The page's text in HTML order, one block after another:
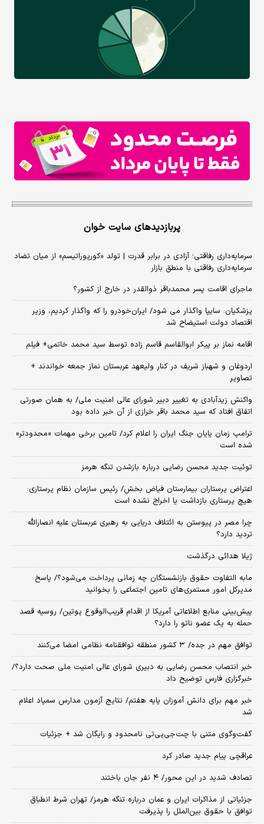
پربازدیدهای سایت خوان
سرمایه‌داری رفاقتی؛ آزادی در برابر قدرت | تولد «کورپوراتیسم» از میان تضاد
سرمایه‌داری رفاقتی با منطق بازار
ماجرای اقامت پسر محمدباقر ذوالقدر در خارج از کشور؟
پزشکیان: سایپا واگذار می شود/ ایران‌خودرو را که واگذار کردیم، وزیر
اقتصاد دولت استیضاح شد
اقامه نماز بر پیکر ابوالقاسم قاسم زاده توسط سید محمد خاتمی+ فیلم
اردوغان و شهباز شریف در کنار ولیعهد عربستان نماز جمعه خواندند +
تصاویر
واکنش زیدآبادی به تغییر دبیر شورای عالی امنیت ملی/ به همان صورتی
اتفاق افتاد که سید محمد باقر خرازی از آن خبر داده بود
ترامپ زمان پایان جنگ ایران را اعلام کرد/ تامین برخی مهمات «محدودتر»
شده است
توئیت جدید محسن رضایی درباره بازشدن تنگه هرمز
اعتراض پرستاران بیمارستان فیاض بخش/ رئیس سازمان نظام پرستاری:
هیچ پرستاری بازداشت یا اخراج نشده است
چرا مصر در پیوستن به ائتلاف دریایی به رهبری عربستان علیه انصارالله
تردید دارد؟
ژیلا هدائی درگذشت
مابه التفاوت حقوق بازنشستگان چه زمانی پرداخت می‌شود؟/ پاسخ
مدیرکل امور مستمری‌های تامین اجتماعی را بخوانید
پیش‌بینی منابع اطلاعاتی آمریکا از اقدام قریب‌الوقوع پوتین/ روسیه قصد
حمله به یک عضو ناتو را دارد؟
توافق مهم در جده/ ۳ کشور منطقه توافقنامه نظامی امضا می‌کنند
خبر انتصاب محسن رضایی به دبیری شورای عالی امنیت ملی صحت دارد؟/
خبرگزاری فارس توضیح داد
خبر مهم برای دانش آموزان پایه هفتم/ نتایج آزمون مدارس سمپاد اعلام
شد
گفت‌وگوی متنی با چت‌جی‌پی‌تی نامحدود و رایگان شد + جزئیات
عراقچی پیام جدید صادر کرد
تصادف شدید در این محور/ ۴ نفر جان باختند
جزئیاتی از مذاکرات ایران و عمان درباره تنگه هرمز/ تهران شرط انطباق
توافق با حقوق بین‌الملل را پذیرفت